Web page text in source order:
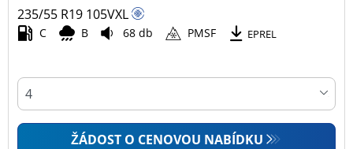
235/55 R19 105VXL
C B 68 db PMSF EPREL
ŽÁDOST O CENOVOU NABÍDKU